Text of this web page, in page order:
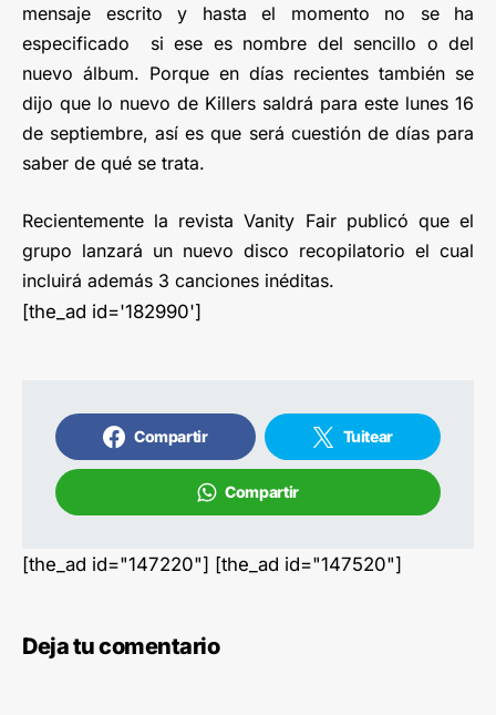
mensaje escrito y hasta el momento no se ha
especificado si ese es nombre del sencillo o del
nuevo álbum. Porque en días recientes también se
dijo que lo nuevo de Killers saldrá para este lunes 16
de septiembre, así es que será cuestión de días para
saber de qué se trata.
Recientemente la revista Vanity Fair publicó que el
grupo lanzará un nuevo disco recopilatorio el cual
incluirá además 3 canciones inéditas.
[the_ad id='182990']
Compartir Tuitear
Compartir
[the_ad id="147220"] [the_ad id="147520"]
Deja tu comentario